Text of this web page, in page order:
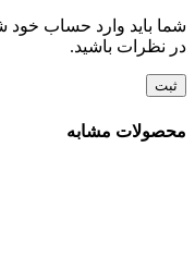
شما باید وارد حساب خود
در نظرات باشید.
محصولات مشابه